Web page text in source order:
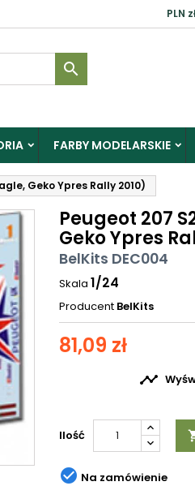
PLN zł

FARBY MODELARSKIE
Geko Ypres Rally 2010)
Peugeot 207
Geko Ypres
BelKits DEC004
Skala 1/24
Producent BelKits
81,09 zł

Ilość
 Na zamówienie